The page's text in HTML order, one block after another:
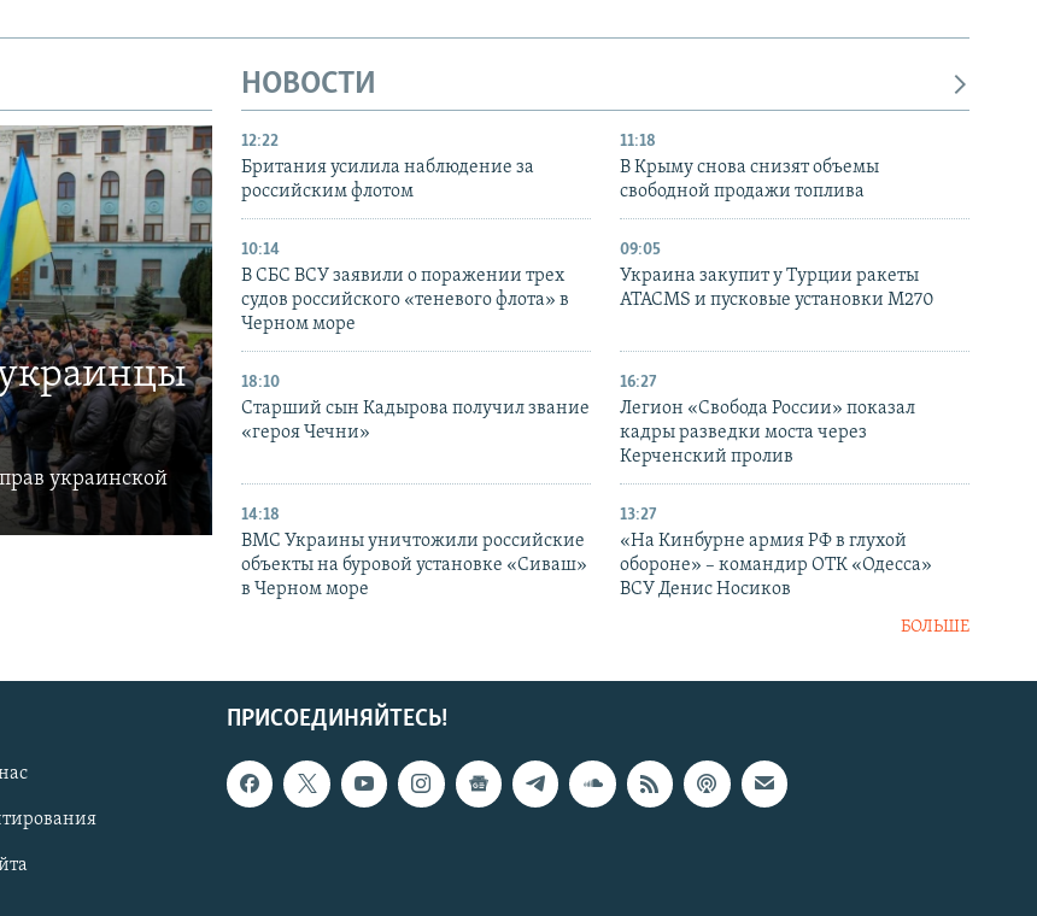
украинской
НОВОСТИ
12:22
Британия усилила наблюдение за
российским флотом
11:18
В Крыму снова снизят объемы
свободной продажи топлива
10:14
В СБС ВСУ заявили о поражении трех
судов российского «теневого флота» в
Черном море
09:05
Украина закупит у Турции ракеты
ATACMS и пусковые установки M270
18:10
Старший сын Кадырова получил звание
«героя Чечни»
16:27
Легион «Свобода России» показал
кадры разведки моста через
Керченский пролив
14:18
ВМС Украины уничтожили российские
объекты на буровой установке «Сиваш»
в Черном море
13:27
«На Кинбурне армия РФ в глухой
обороне» – командир ОТК «Одесса»
ВСУ Денис Носиков
БОЛЬШЕ
ПРИСОЕДИНЯЙТЕСЬ!